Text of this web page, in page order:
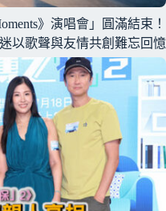
》演唱會」圓滿結束！
以歌聲與友情共創難忘回憶